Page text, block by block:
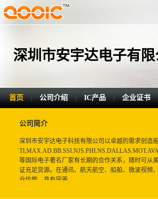
深圳市安宇达电子有限
首页 | 公司介绍 | IC产品 | 企业证书
公司简介
深圳市安宇达电子科技有限公司以卓越的需求创造
等国际电子著名厂家有长期的合作关系，随时可从
证充足货源。在通讯、航天航空、船舶、微波视频
业信誉。具有完善...